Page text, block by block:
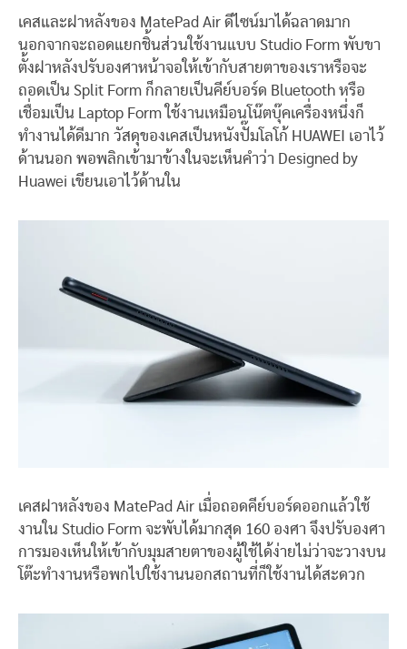
เคสและฝาหลังของ MatePad Air ดีไซน์มาได้ฉลาดมาก
นอกจากจะถอดแยกชิ้นส่วนใช้งานแบบ Studio Form พับขา
ตั้งฝาหลังปรับองศาหน้าจอให้เข้ากับสายตาของเราหรือจะ
ถอดเป็น Split Form ก็กลายเป็นคีย์บอร์ด Bluetooth หรือ
เชื่อมเป็น Laptop Form ใช้งานเหมือนโน๊ตบุ๊คเครื่องหนึ่งก็
ทำงานได้ดีมาก วัสดุของเคสเป็นหนังปั๊มโลโก้ HUAWEI เอาไว้
ด้านนอก พอพลิกเข้ามาข้างในจะเห็นคำว่า Designed by
Huawei เขียนเอาไว้ด้านใน
เคสฝาหลังของ MatePad Air เมื่อถอดคีย์บอร์ดออกแล้วใช้
งานใน Studio Form จะพับได้มากสุด 160 องศา จึงปรับองศา
การมองเห็นให้เข้ากับมุมสายตาของผู้ใช้ได้ง่ายไม่ว่าจะวางบน
โต๊ะทำงานหรือพกไปใช้งานนอกสถานที่ก็ใช้งานได้สะดวก